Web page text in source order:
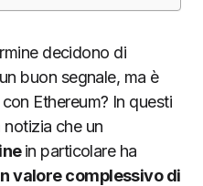
decidono di
buon segnale, ma è
Ethereum? In questi
che un
in particolare ha
valore complessivo di